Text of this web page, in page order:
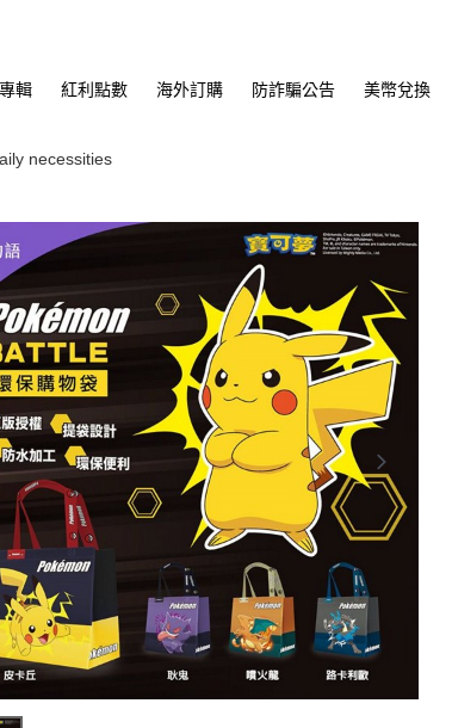
輯 紅利點數 海外訂購 防詐騙公告 美幣兌換
necessities